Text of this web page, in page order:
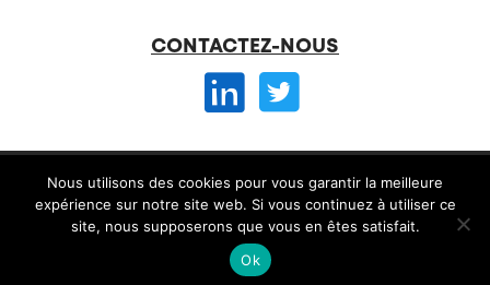
CONTACTEZ-NOUS
© CREAI 2026 -
Mentions légales
CGV et règlement intérieur
ConceptionAlteriade
Nous utilisons des cookies pour vous garantir la meilleure
expérience sur notre site web. Si vous continuez à utiliser ce
site, nous supposerons que vous en êtes satisfait.
Ok